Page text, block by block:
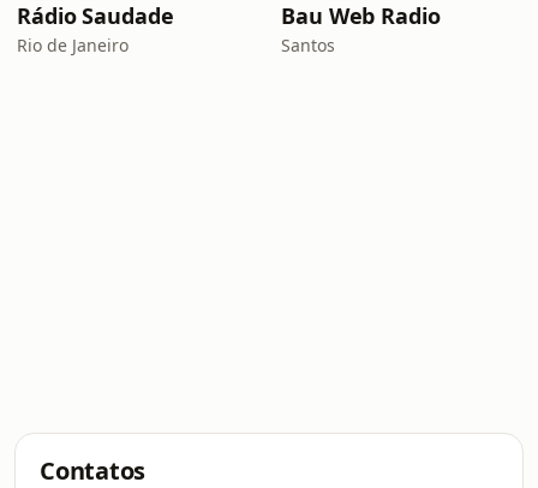
Rádio Saudade
Rio de Janeiro
Bau Web Radio
Santos
Contatos